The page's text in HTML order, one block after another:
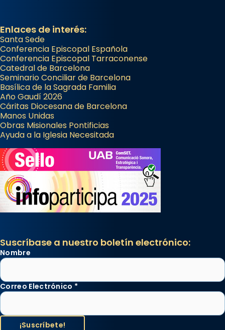
Enlaces de interés:
Santa Sede
Conferencia Episcopal Española
Conferencia Episcopal Tarraconense
Catedral de Barcelona
Seminario Conciliar de Barcelona
Basílica de la Sagrada Familia
Año Gaudí 2026
Cáritas Diocesana de Barcelona
Manos Unidas
Obras Misionales Pontificias
Ayuda a la Iglesia Necesitada
Suscríbase a nuestro boletín electrónico:
Nombre
Correo Electrónico *